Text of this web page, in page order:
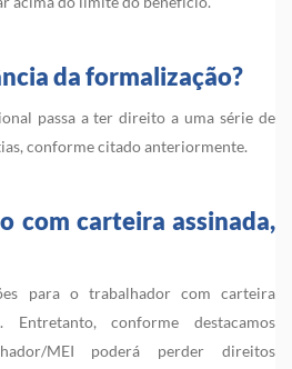
da formalização?
passa a ter direito a uma série de
conforme citado anteriormente.
com carteira assinada,
para o trabalhador com carteira
conforme destacamos
MEI poderá perder direitos